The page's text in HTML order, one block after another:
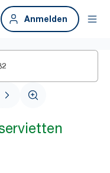
Anmelden